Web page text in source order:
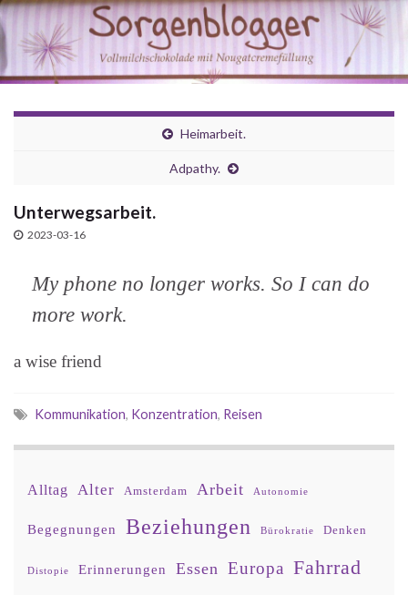
Heimarbeit.
Adpathy.
Unterwegsarbeit.
2023-03-16
My phone no longer works. So I can do
more work.
a wise friend
Kommunikation, Konzentration, Reisen
Alltag Alter Amsterdam Arbeit Autonomie
Begegnungen Beziehungen Bürokratie Denken
Distopie Erinnerungen Essen Europa Fahrrad